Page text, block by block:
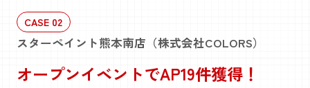
CASE 02
スターペイント熊本南店（株式会社COLORS）
オープンイベントでAP19件獲得！